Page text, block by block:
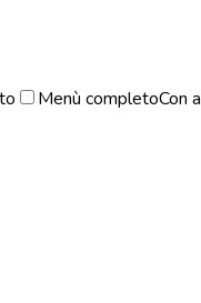
Menù completoCon